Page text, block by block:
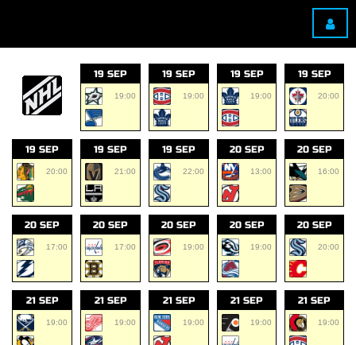
19 SEP
19:00
19 SEP
19:00
19 SEP
19:00
19 SEP
20:00
19 SEP
20:00
19 SEP
21:00
19 SEP
22:00
20 SEP
13:00
20 SEP
16:00
20 SEP
17:00
20 SEP
17:00
20 SEP
19:00
20 SEP
19:00
20 SEP
20:00
21 SEP
19:00
21 SEP
19:00
21 SEP
19:00
21 SEP
19:00
21 SEP
19:00